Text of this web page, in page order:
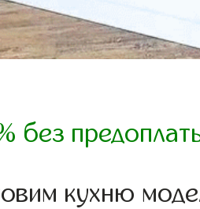
без
кухню